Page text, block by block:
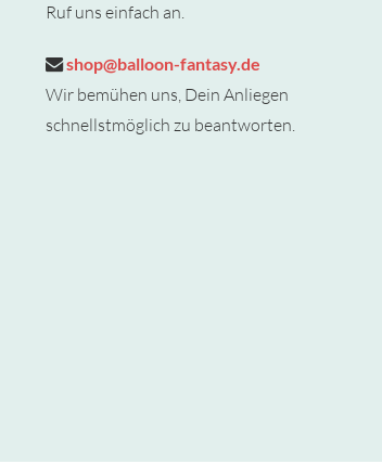
Ruf uns einfach an.
shop@balloon-fantasy.de
Wir bemühen uns, Dein Anliegen
schnellstmöglich zu beantworten.